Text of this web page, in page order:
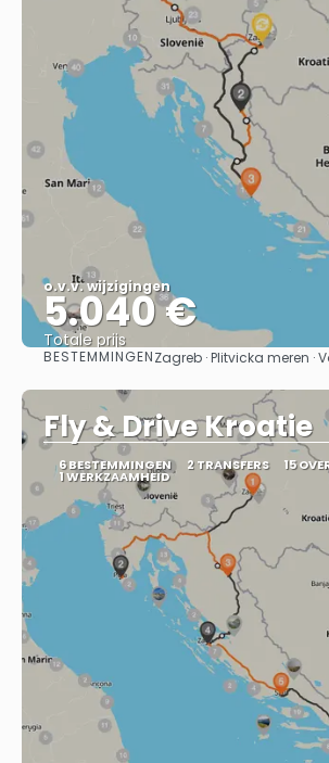
o.v.v. wijzigingen
5.040 €
Totale prijs
Bekijk
BESTEMMINGENZagreb · Plitvicka meren ·
Fly & Drive Kroatie
6 BESTEMMINGEN 2 TRANSFERS 15
1 WERKZAAMHEID